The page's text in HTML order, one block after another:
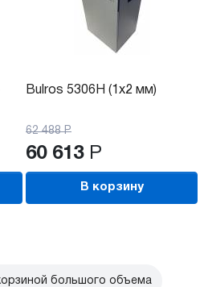
Bulros 5306H (1x2 мм)
62 488 Р
60 613 Р
В корзину
большого объема